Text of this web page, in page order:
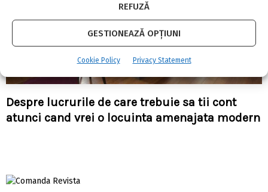
REFUZĂ
GESTIONEAZĂ OPȚIUNI
Cookie Policy Privacy Statement
Despre lucrurile de care trebuie sa tii cont
atunci cand vrei o locuinta amenajata modern